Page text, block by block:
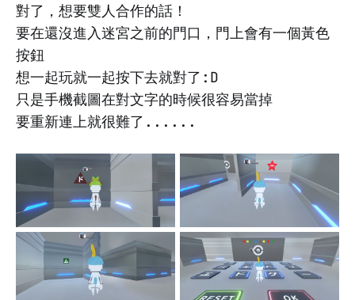
對了，想要雙人合作的話！
要在還沒進入迷宮之前的門口，門上會有一個黃色
按鈕
想一起玩就一起按下去就對了:D
只是手機截圖在對文字的時候很容易當掉
要重新連上就很難了......